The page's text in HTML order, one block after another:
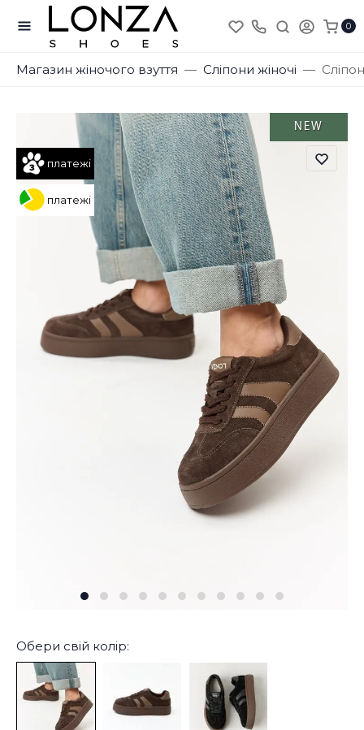
0
Магазин жіночого взуття Сліпони жіночі
платежі
платежі
NEW
Обери свій колір: